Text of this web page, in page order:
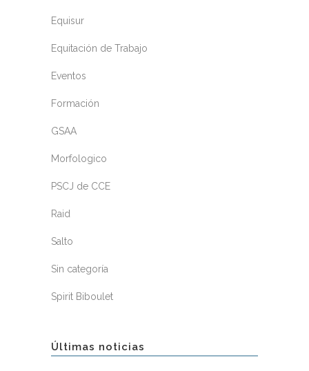
Equisur
Equitación de Trabajo
Eventos
Formación
GSAA
Morfologico
PSCJ de CCE
Raid
Salto
Sin categoría
Spirit Biboulet
Últimas noticias